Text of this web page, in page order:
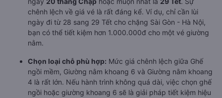
chênh lệch về giá vé là rất đáng kể. Ví dụ, chỉ cần lùi
ngày đi từ 28 sang 29 Tết cho chặng Sài Gòn - Hà Nội,
bạn có thể tiết kiệm hơn 1.000.000đ cho một vé giường
nằm.
Chọn loại chỗ phù hợp: Mức giá chênh lệch giữa Ghế
ngồi mềm, Giường nằm khoang 6 và Giường nằm khoang
4 là rất lớn. Nếu hành trình không quá dài, việc chọn ghế
ngồi hoặc giường khoang 6 sẽ là giải pháp tiết kiệm hiệu